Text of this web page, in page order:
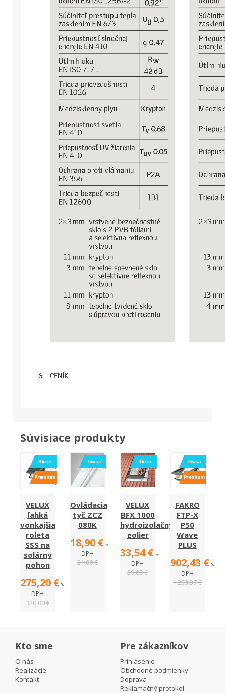
Súvisiace produkty
VELUX
ľahká
vonkajšia
roleta
SSS na
solárny
pohon
275,20 € s
DPH
320,00 €
Ovládacia
tyč ZCZ
080K
18,90 € s
DPH
21,00 €
VELUX
BFX 1000
hydroizolačný
golier
33,54 € s
DPH
39,00 €
FAKRO
FTP-X
P50
Wave
PLUS
902,43 € s
DPH
1 253,37 €
Kto sme
O nás
Realizácie
Kontakt
Pre zákazníkov
Prihlásenie
Obchodné podmienky
Doprava
Reklamačný protokol